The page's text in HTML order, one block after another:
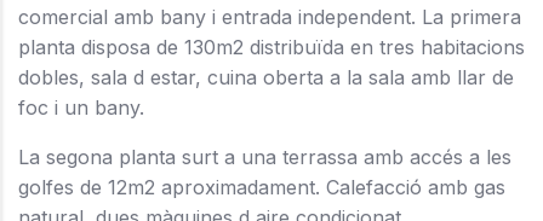
comercial amb bany i entrada independent. La primera
planta disposa de 130m2 distribuïda en tres habitacions
dobles, sala d estar, cuina oberta a la sala amb llar de
foc i un bany.
La segona planta surt a una terrassa amb accés a les
golfes de 12m2 aproximadament. Calefacció amb gas